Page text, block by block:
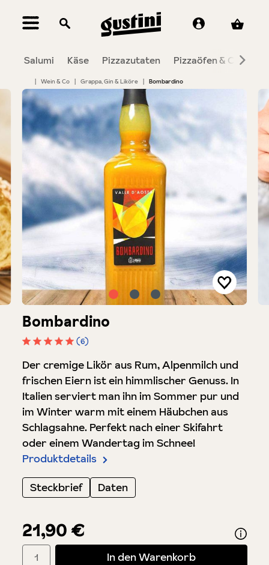
springen
Salumi Käse Pizzazutaten Pizzaöfen & Co.
| Wein & Co | Grappa, Gin & Liköre | Bombardino
Bildergalerie überspringen
21,90 €
Bombardino
(6)
Der cremige Likör aus Rum, Alpenmilch und
frischen Eiern ist ein himmlischer Genuss. In
Italien serviert man ihn im Sommer pur und
im Winter warm mit einem Häubchen aus
Schlagsahne. Perfekt nach einer Skifahrt
oder einem Wandertag im Schnee!
Produktdetails
Steckbrief
Daten
Produkt Anzahl: Gib den gewünschten Wert ein oder benutze
In den Warenkorb